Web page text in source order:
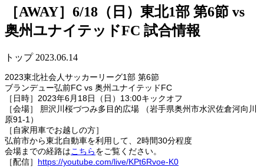
［AWAY］6/18（日）東北1部 第6節 vs
奥州ユナイテッドFC 試合情報
トップ 2023.06.14
2023東北社会人サッカーリーグ1部 第6節
ブランデュー弘前FC vs 奥州ユナイテッドFC
［日時］2023年6月18日（日）13:00キックオフ
［会場］ 胆沢川桜づつみ多目的広場 （岩手県奥州市水沢佐倉河向川
原91-1）
［自家用車でお越しの方］
弘前市から東北自動車を利用して、2時間30分程度
会場までの経路はこちらをご覧ください。
［配信］ https://youtube.com/live/KPt6Rvoe-K0